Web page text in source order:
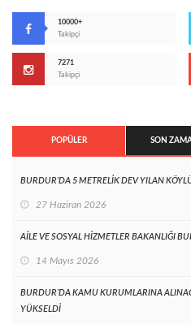
10000+
Takipçi
7271
Takipçi
POPÜLER SON
BURDUR’DA 5 METRELİK DEV YILAN
27 Haziran 2026
AİLE VE SOSYAL HİZMETLER BAKANLIĞI
14 Mayıs 2026
BURDUR’DA KAMU KURUMLARINA
YÜKSELDİ